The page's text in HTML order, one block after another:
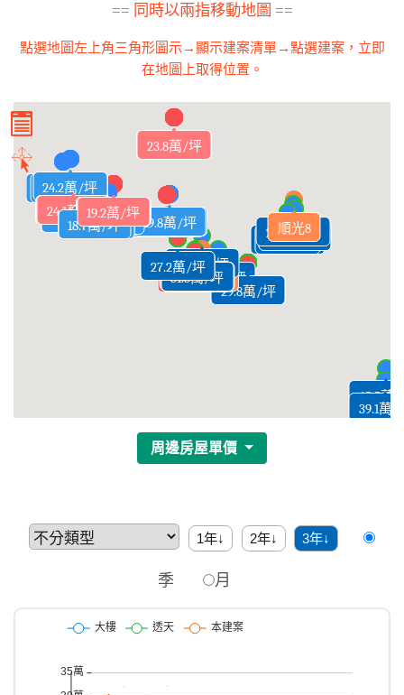
== 同時以兩指移動地圖 ==
點選地圖左上角三角形圖示→顯示建案清單→點選建案，立即
在地圖上取得位置。
31萬/坪
32.9萬/坪
32萬/坪
32.9萬/坪
32萬/坪
31.9萬/坪
31.9萬/坪
30.3萬/坪
28.4萬/坪
27.5萬/坪
28.7萬/坪
33.7萬/坪
28萬/坪
32.6萬/坪
32.6萬/坪
31.3萬/坪
31.4萬/坪
32.4萬/坪
31.1萬/坪
30.5萬/坪
31.5萬/坪
30.7萬/坪
31.9萬/坪
31.9萬/坪
31.5萬/坪
31.5萬/坪
29.8萬/坪
鴻誠禾睦
29.8萬/坪
23.9萬/坪
23.5萬/坪
23.5萬/坪
22.8萬/坪
25萬/坪
22.8萬/坪
22.6萬/坪
23萬/坪
23.1萬/坪
29.9萬/坪
32.4萬/坪
23.5萬/坪
23.1萬/坪
31.6萬/坪
21.2萬/坪
24.1萬/坪
23.3萬/坪
23.4萬/坪
22.4萬/坪
23.6萬/坪
22.7萬/坪
24.3萬/坪
24萬/坪
22萬/坪
22萬/坪
24.2萬/坪
24.2萬/坪
32.2萬/坪
20.2萬/坪
23.5萬/坪
23.1萬/坪
20.6萬/坪
24.2萬/坪
24萬/坪
23.4萬/坪
24萬/坪
45.5萬/
24.3萬/坪
23.9萬/坪
39.1萬/
24.8萬/坪
23.8萬/坪
23.9萬/坪
23.7萬/坪
24萬/坪
順光8
25萬/坪
24.1萬/坪
24.7萬/坪
19.2萬/坪
19.7萬/坪
25.3萬/坪
24.5萬/坪
34.1萬/坪
24.2萬/坪
23.7萬/坪
23.6萬/坪
25.3萬/坪
24.4萬/坪
30.8萬/坪
24.8萬/坪
23.9萬/坪
31.7萬/坪
31.4萬/坪
31.3萬/坪
24.1萬/坪
23.3萬/坪
20.3萬/坪
25萬/坪
24.4萬/坪
24.2萬/坪
23.6萬/坪
23.9萬/坪
23.1萬/坪
24.9萬/坪
24.1萬/坪
24.7萬/坪
24.3萬/坪
24.7萬/坪
24.7萬/坪
24.3萬/坪
24.6萬/坪
31.5萬/坪
23.9萬/坪
24.5萬/坪
24.5萬/坪
24.6萬/坪
24.6萬/坪
24.2萬/坪
24.8萬/坪
24.6萬/坪
20.8萬/坪
24萬/坪
18.5萬/坪
18.9萬/坪
25萬/坪
24.2萬/坪
24.3萬/坪
18.8萬/坪
19.2萬/坪
23.9萬/坪
24.1萬/坪
24.2萬/坪
18.6萬/坪
19.1萬/坪
23.8萬/坪
23.9萬/坪
23.9萬/坪
24萬/坪
24萬/坪
23.5萬/坪
23.8萬/坪
25.8萬/坪
23.8萬/坪
18.5萬/坪
19.5萬/坪
29.1萬/坪
19.1萬/坪
19.5萬/坪
21.6萬/坪
21萬/坪
18.6萬/坪
19.5萬/坪
19.6萬/坪
20萬/坪
31.5萬/坪
19.7萬/坪
20.2萬/坪
19.8萬/坪
20.3萬/坪
18.3萬/坪
19.1萬/坪
21.3萬/坪
20.8萬/坪
19.4萬/坪
19.8萬/坪
19.5萬/坪
20.2萬/坪
19萬/坪
20.2萬/坪
18.8萬/坪
19.8萬/坪
20.3萬/坪
19.8萬/坪
19.7萬/坪
20.2萬/坪
19.6萬/坪
20.2萬/坪
18.9萬/坪
19.4萬/坪
19.3萬/坪
19.7萬/坪
18.7萬/坪
19.2萬/坪
27.8萬/坪
27.2萬/坪
周邊房屋單價
1年↓ 2年↓ 3年↓
季 月